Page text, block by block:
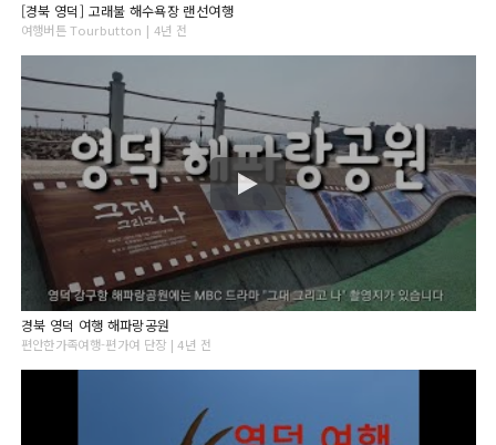
[경북 영덕] 고래불 해수욕장 랜선여행
여행버튼 Tourbutton | 4년 전
경북 영덕 여행 해파랑공원
편안한가족여행-편가여 단장 | 4년 전